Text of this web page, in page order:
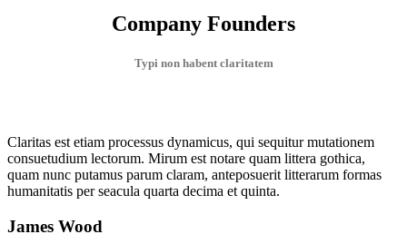
Company Founders
Typi non habent claritatem
Claritas est etiam processus dynamicus, qui sequitur mutationem
consuetudium lectorum. Mirum est notare quam littera gothica,
quam nunc putamus parum claram, anteposuerit litterarum formas
humanitatis per seacula quarta decima et quinta.
James Wood